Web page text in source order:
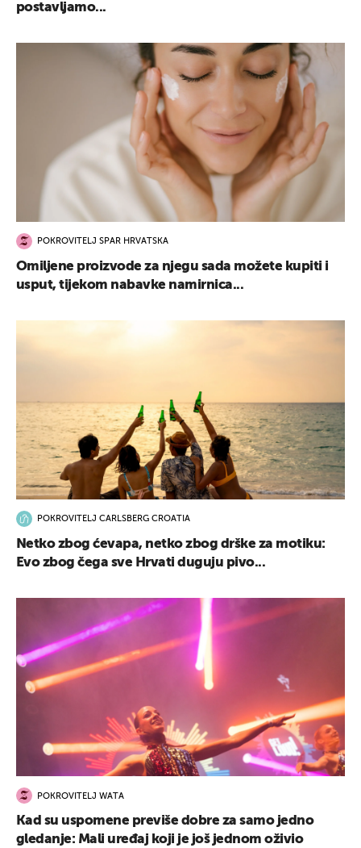
postavljamo...
POKROVITELJ SPAR HRVATSKA
Omiljene proizvode za njegu sada možete kupiti i
usput, tijekom nabavke namirnica...
POKROVITELJ CARLSBERG CROATIA
Netko zbog ćevapa, netko zbog drške za motiku:
Evo zbog čega sve Hrvati duguju pivo...
POKROVITELJ WATA
Kad su uspomene previše dobre za samo jedno
gledanje: Mali uređaj koji je još jednom oživio